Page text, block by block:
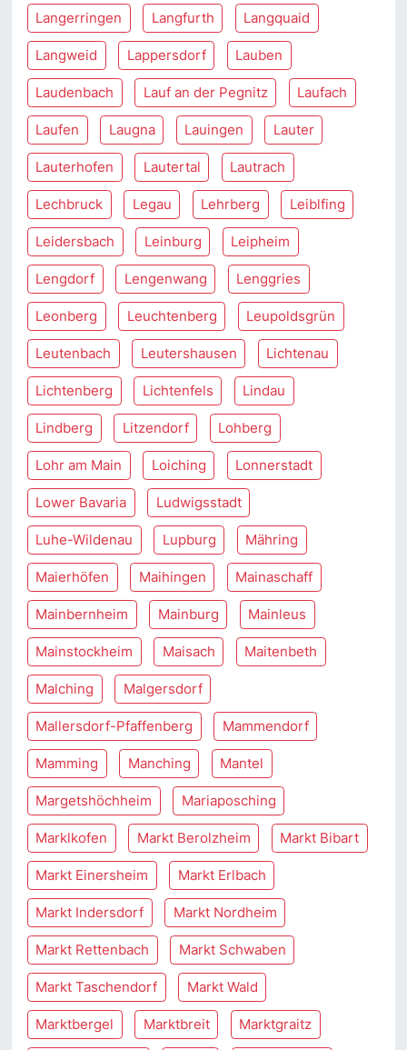
Langerringen Langfurth Langquaid
Langweid Lappersdorf Lauben
Laudenbach Lauf an der Pegnitz Laufach
Laufen Laugna Lauingen Lauter
Lauterhofen Lautertal Lautrach
Lechbruck Legau Lehrberg Leiblfing
Leidersbach Leinburg Leipheim
Lengdorf Lengenwang Lenggries
Leonberg Leuchtenberg Leupoldsgrün
Leutenbach Leutershausen Lichtenau
Lichtenberg Lichtenfels Lindau
Lindberg Litzendorf Lohberg
Lohr am Main Loiching Lonnerstadt
Lower Bavaria Ludwigsstadt
Luhe-Wildenau Lupburg Mähring
Maierhöfen Maihingen Mainaschaff
Mainbernheim Mainburg Mainleus
Mainstockheim Maisach Maitenbeth
Malching Malgersdorf
Mallersdorf-Pfaffenberg Mammendorf
Mamming Manching Mantel
Margetshöchheim Mariaposching
Marklkofen Markt Berolzheim Markt Bibart
Markt Einersheim Markt Erlbach
Markt Indersdorf Markt Nordheim
Markt Rettenbach Markt Schwaben
Markt Taschendorf Markt Wald
Marktbergel Marktbreit Marktgraitz